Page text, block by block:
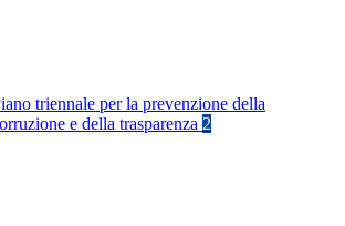
triennale per la prevenzione della
e della trasparenza 2